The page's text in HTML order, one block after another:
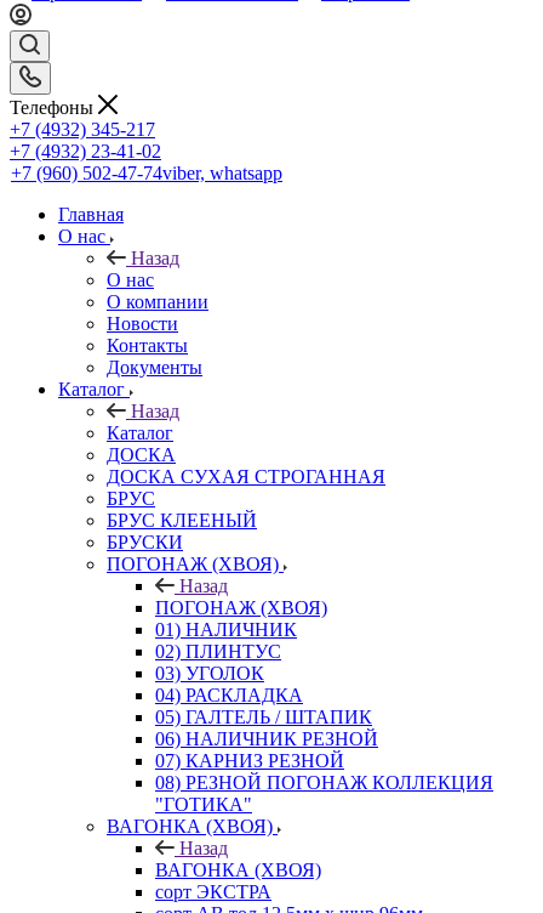
Телефоны
+7 (4932) 345-217
+7 (4932) 23-41-02
+7 (960) 502-47-74viber, whatsapp
Главная
О нас
Назад
О нас
О компании
Новости
Контакты
Документы
Каталог
Назад
Каталог
ДОСКА
ДОСКА СУХАЯ СТРОГАННАЯ
БРУС
БРУС КЛЕЕНЫЙ
БРУСКИ
ПОГОНАЖ (ХВОЯ)
Назад
ПОГОНАЖ (ХВОЯ)
01) НАЛИЧНИК
02) ПЛИНТУС
03) УГОЛОК
04) РАСКЛАДКА
05) ГАЛТЕЛЬ / ШТАПИК
06) НАЛИЧНИК РЕЗНОЙ
07) КАРНИЗ РЕЗНОЙ
08) РЕЗНОЙ ПОГОНАЖ КОЛЛЕКЦИЯ
"ГОТИКА"
ВАГОНКА (ХВОЯ)
Назад
ВАГОНКА (ХВОЯ)
сорт ЭКСТРА